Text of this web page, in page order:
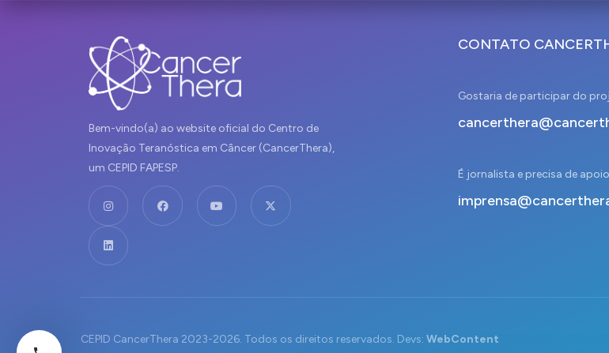
Bem-vindo(a) ao website oficial do Centro de
Inovação Teranóstica em Câncer (CancerThera),
um CEPID FAPESP.
CONTATO
Gostaria de participar do
É jornalista e precisa de
CEPID CancerThera 2023-2026. Todos os direitos reservados. Devs: WebContent